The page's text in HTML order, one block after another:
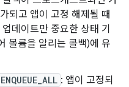
되고 앱이 고정 해제될 때
데이트만 중요한 상태 기
볼륨을 알리는 콜백)에 유
: 앱이 고정되